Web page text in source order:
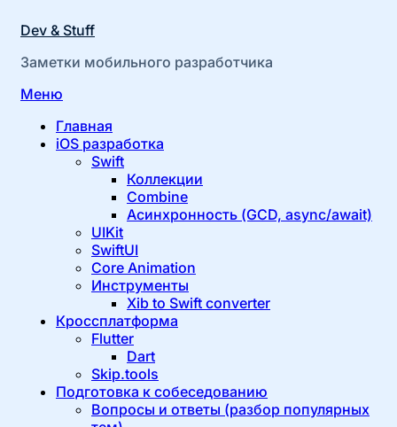
Dev & Stuff
Заметки мобильного разработчика
Перейти
содержимому
Меню
Главная
iOS разработка
Swift
Коллекции
Combine
Асинхронность (GCD, async/await)
UIKit
SwiftUI
Core Animation
Инструменты
Xib to Swift converter
Кроссплатформа
Flutter
Dart
Skip.tools
Подготовка к собеседованию
Вопросы и ответы (разбор популярных